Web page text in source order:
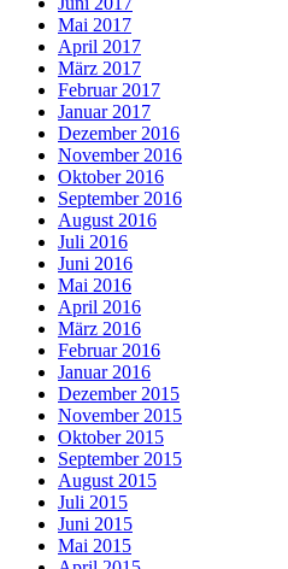
Mai 2017
April 2017
März 2017
Februar 2017
Januar 2017
Dezember 2016
November 2016
Oktober 2016
September 2016
August 2016
Juli 2016
Juni 2016
Mai 2016
April 2016
März 2016
Februar 2016
Januar 2016
Dezember 2015
November 2015
Oktober 2015
September 2015
August 2015
Juli 2015
Juni 2015
Mai 2015